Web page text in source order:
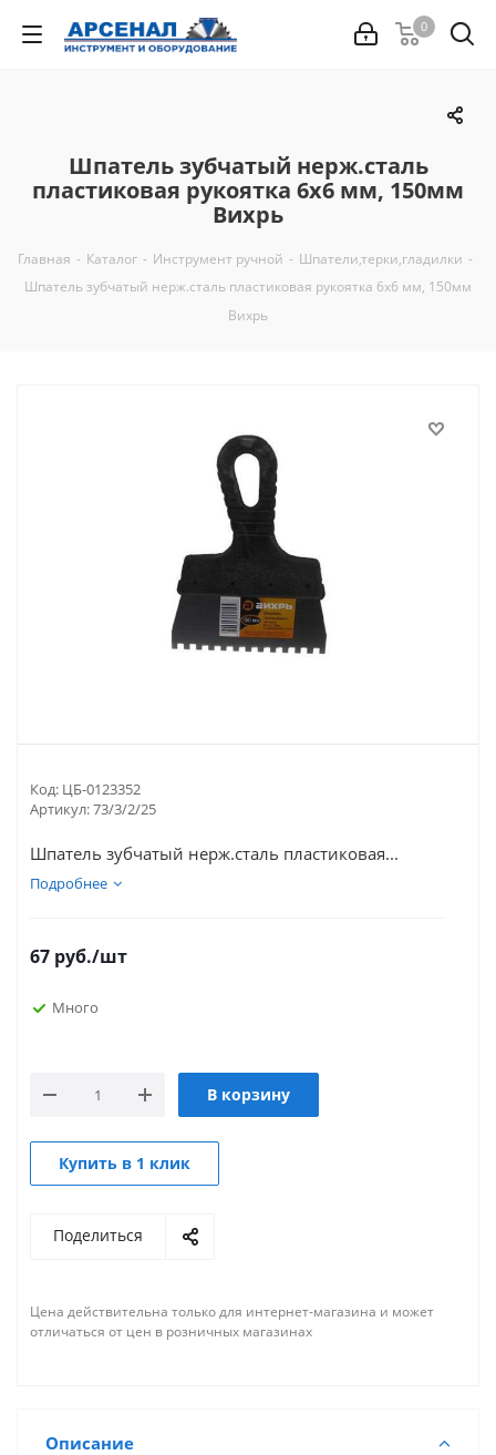
0
Шпатель зубчатый нерж.cталь
пластиковая рукоятка 6х6 мм, 150мм
Вихрь
Главная - Каталог - Инструмент ручной - Шпатели,терки,гладилки -
Шпатель зубчатый нерж.cталь пластиковая рукоятка 6х6 мм, 150мм
Вихрь
Код: ЦБ-0123352
Артикул:73/3/2/25
Шпатель зубчатый нерж.cталь пластиковая...
Подробнее
67 руб./шт
Много
В корзину
Купить в 1 клик
Поделиться
Цена действительна только для интернет-магазина и может
отличаться от цен в розничных магазинах
Описание